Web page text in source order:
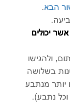
הבא.
יכולים
ולהגישו
בשלושה
יותר מנתבע
נתבע).